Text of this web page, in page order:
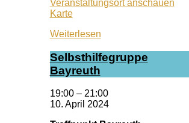
Veranstaltungsort anschauen
KarteKiss
Weiterlesen
Selbst­hil­fe­grup­pe
Bay­reuth
19:00 – 21:00
10. April 2024